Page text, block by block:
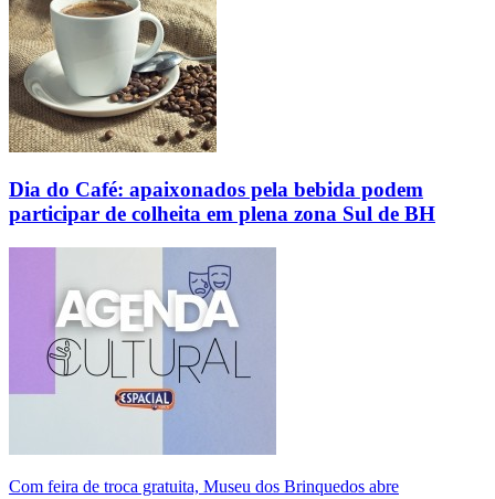
Dia do Café: apaixonados pela bebida podem
participar de colheita em plena zona Sul de BH
Com feira de troca gratuita, Museu dos Brinquedos abre